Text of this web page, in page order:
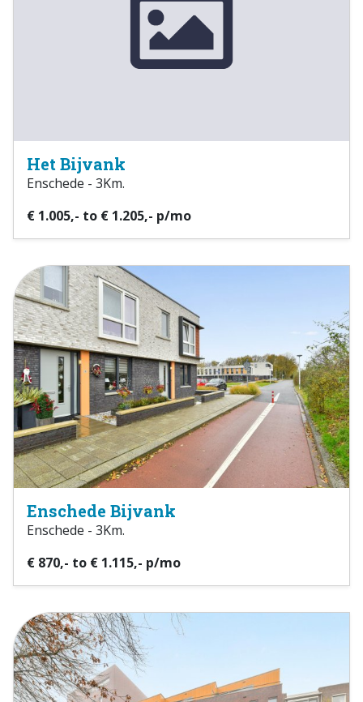
Het Bijvank
Enschede - 3Km.
€ 1.005,- to € 1.205,- p/mo
Enschede Bijvank
Enschede - 3Km.
€ 870,- to € 1.115,- p/mo